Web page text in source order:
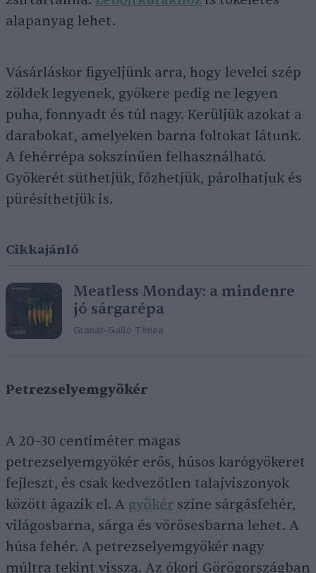
alapanyag lehet.
Vásárláskor figyeljünk arra, hogy levelei szép
zöldek legyenek, gyökere pedig ne legyen
puha, fonnyadt és túl nagy. Kerüljük azokat a
darabokat, amelyeken barna foltokat látunk.
A fehérrépa sokszínűen felhasználható.
Gyökerét süthetjük, főzhetjük, párolhatjuk és
pürésíthetjük is.
Cikkajánló
Meatless Monday: a mindenre
jó sárgarépa
Granát-Galló Tímea
Petrezselyemgyökér
A 20–30 centiméter magas
petrezselyemgyökér erős, húsos karógyökeret
fejleszt, és csak kedvezőtlen talajviszonyok
között ágazik el. A gyökér színe sárgásfehér,
világosbarna, sárga és vörösesbarna lehet. A
húsa fehér. A petrezselyemgyökér nagy
múltra tekint vissza. Az ókori Görögországban